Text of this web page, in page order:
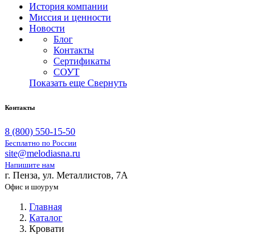
История компании
Миссия и ценности
Новости
Блог
Контакты
Сертификаты
СОУТ
Показать еще Свернуть
Контакты
8 (800) 550-15-50
Бесплатно по России
site@melodiasna.ru
Напишите нам
г. Пенза, ул. Металлистов, 7А
Офис и шоурум
Главная
Каталог
Кровати